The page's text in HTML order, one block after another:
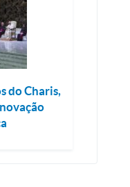
do Charis,